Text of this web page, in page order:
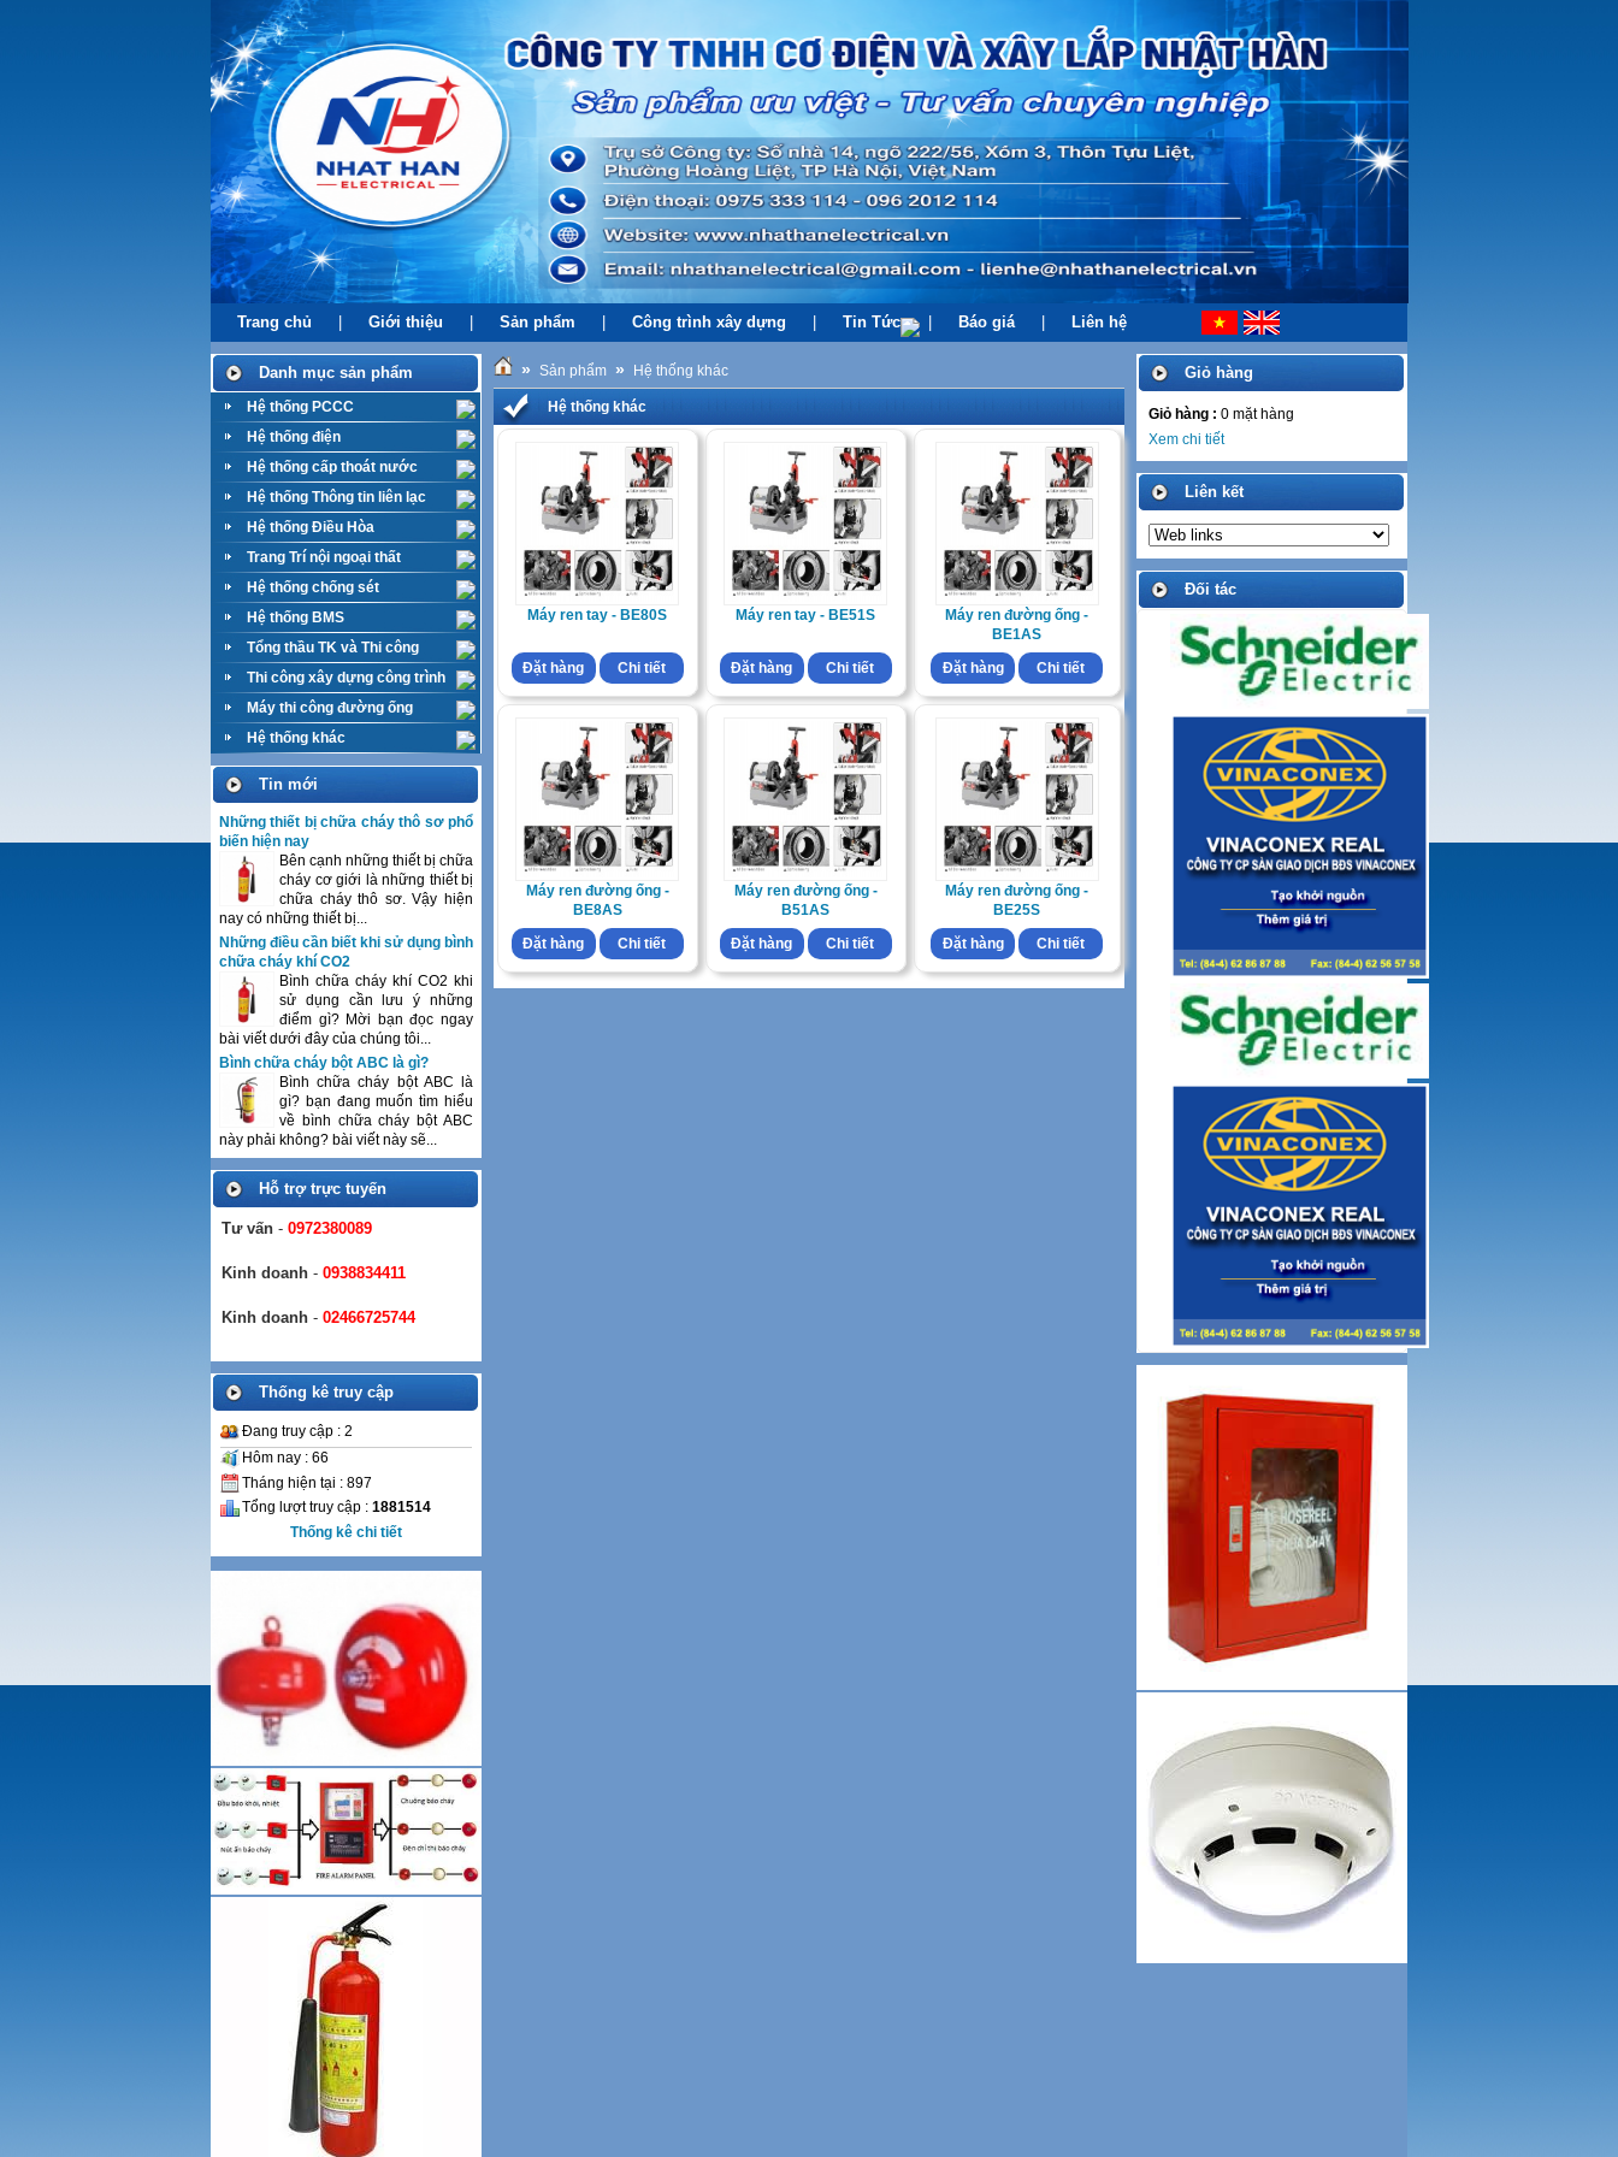
Trang chủ Giới thiệu Sản phẩm Công trình xây dựng Tin Tức Báo giá Liên hệ
Danh mục sản phẩm
Hệ thống PCCC
Hệ thống điện
Hệ thống cấp thoát nước
Hệ thống Thông tin liên lạc
Hệ thống Điều Hòa
Trang Trí nội ngoại thất
Hệ thống chống sét
Hệ thống BMS
Tổng thầu TK và Thi công
M&E
Thi công xây dựng công trình
Máy thi công đường ống
Hệ thống khác
Tin mới
Những thiết bị chữa cháy thô sơ phổ
biến hiện nay
Bên cạnh những thiết bị chữa
cháy cơ giới là những thiết bị
chữa cháy thô sơ. Vậy hiện
nay có những thiết bị...
Những điều cần biết khi sử dụng bình
chữa cháy khí CO2
Bình chữa cháy khí CO2 khi
sử dụng cần lưu ý những
điểm gì? Mời bạn đọc ngay
bài viết dưới đây của chúng tôi...
Bình chữa cháy bột ABC là gì?
Bình chữa cháy bột ABC là
gì? bạn đang muốn tìm hiểu
về bình chữa cháy bột ABC
này phải không? bài viết này sẽ...
Hỗ trợ trực tuyến
Tư vấn - 0972380089
Kinh doanh - 0938834411
Kinh doanh - 02466725744
Thống kê truy cập
Đang truy cập : 2
Hôm nay : 66
Tháng hiện tại : 897
Tổng lượt truy cập : 1881514
Thống kê chi tiết
» Sản phẩm » Hệ thống khác
Hệ thống khác
Máy ren tay - BE80S
Đặt hàng Chi tiết
Máy ren tay - BE51S
Đặt hàng Chi tiết
Máy ren đường ống -
BE1AS
Đặt hàng
Chi tiết
Máy ren đường ống -
BE8AS
Đặt hàng
Chi tiết
Máy ren đường ống -
B51AS
Đặt hàng
Chi tiết
Máy ren đường ống -
BE25S
Đặt hàng
Chi tiết
Giỏ hàng
Giỏ hàng : 0 mặt hàng
Xem chi tiết
Liên kết
Đối tác